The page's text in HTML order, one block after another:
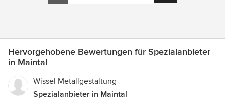
Hervorgehobene Bewertungen für Spezialanbieter
in Maintal
Wissel Metallgestaltung
Spezialanbieter in Maintal